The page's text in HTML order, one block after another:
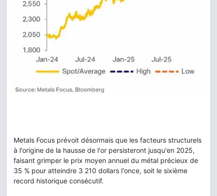
Metals Focus prévoit désormais que les facteurs structurels
à l'origine de la hausse de l'or persisteront jusqu'en 2025,
faisant grimper le prix moyen annuel du métal précieux de
35 % pour atteindre 3 210 dollars l'once, soit le sixième
record historique consécutif.